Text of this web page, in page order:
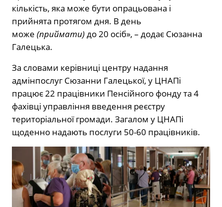
кількість, яка може бути опрацьована і
прийнята протягом дня. В день
може (приймати)до 20 осіб», – додає Сюзанна
Галецька.
За словами керівниці центру надання
адмінпослуг Сюзанни Галецької, у ЦНАПі
працює 22 працівники Пенсійного фонду та 4
фахівці управління введення реєстру
територіальної громади. Загалом у ЦНАПі
щоденно надають послуги 50-60 працівників.